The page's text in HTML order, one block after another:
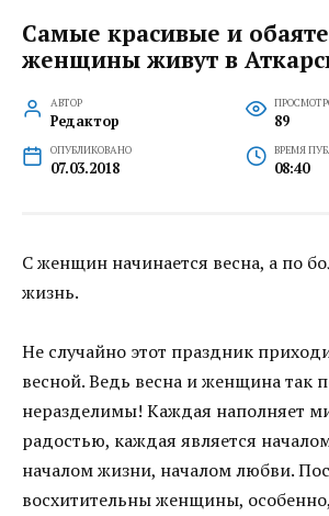
Самые красивые и
женщины живут в
АВТОР
Редактор 89
ОПУБЛИКОВАНО
07.03.2018
ВРЕМЯ
08:40
С женщин начинается весна, а по
жизнь.
Не случайно этот праздник
весной. Ведь весна и женщина так
неразделимы! Каждая наполняет
радостью, каждая является
началом жизни, началом любви.
восхитительны женщины,